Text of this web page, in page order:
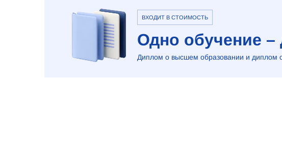
ВХОДИТ В СТОИМОСТЬ
Одно обучение
Диплом о высшем образовании и диплом